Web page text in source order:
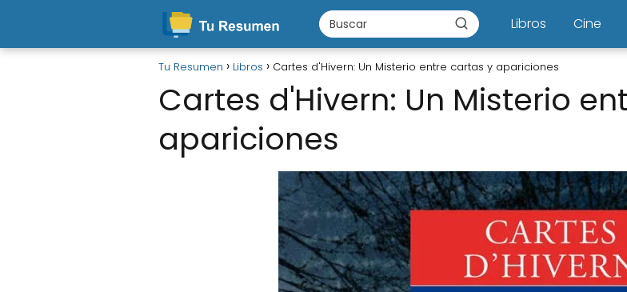
Libros Cine
Tu Resumen Libros Cartes d'Hivern: Un Misterio entre cartas y apariciones
Cartes d'Hivern: Un Misterio
apariciones